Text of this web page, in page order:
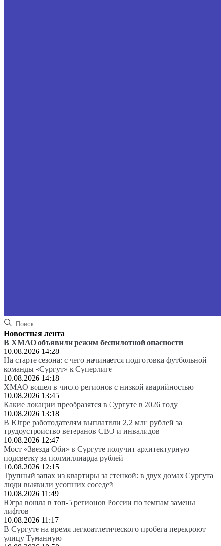
Новостная лента
В ХМАО объявили режим беспилотной опасности
10.08.2026 14:28
На старте сезона: с чего начинается подготовка футбольной
команды «Сургут» к Суперлиге
10.08.2026 14:18
ХМАО вошел в число регионов с низкой аварийностью
10.08.2026 13:45
Какие локации преобразятся в Сургуте в 2026 году
10.08.2026 13:18
В Югре работодателям выплатили 2,2 млн рублей за
трудоустройство ветеранов СВО и инвалидов
10.08.2026 12:47
Мост «Звезда Оби» в Сургуте получит архитектурную
подсветку за полмиллиарда рублей
10.08.2026 12:15
Трупный запах из квартиры за стенкой: в двух домах Сургута
люди выявили усопших соседей
10.08.2026 11:49
Югра вошла в топ-5 регионов России по темпам замены
лифтов
10.08.2026 11:17
В Сургуте на время легкоатлетического пробега перекроют
улицу Туманную